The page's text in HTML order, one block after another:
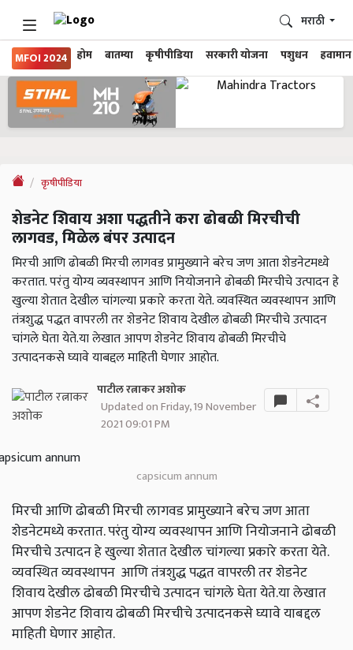
MFOI 2024 होम बातम्या कृषीपीडिया सरकारी योजना पशुधन हवामान
मराठी
कृषीपीडिया
शेडनेट शिवाय अशा पद्धतीने करा ढोबळी मिरचीची
लागवड, मिळेल बंपर उत्पादन
मिरची आणि ढोबळी मिरची लागवड प्रामुख्याने बरेच जण आता शेडनेटमध्ये
करतात. परंतु योग्य व्यवस्थापन आणि नियोजनाने ढोबळी मिरचीचे उत्पादन हे
खुल्या शेतात देखील चांगल्या प्रकारे करता येते. व्यवस्थित व्यवस्थापन आणि
तंत्रशुद्ध पद्धत वापरली तर शेडनेट शिवाय देखील ढोबळी मिरचीचे उत्पादन
चांगले घेता येते.या लेखात आपण शेडनेट शिवाय ढोबळी मिरचीचे
उत्पादनकसे घ्यावे याबद्दल माहिती घेणार आहोत.
पाटील रत्नाकर अशोक
Updated on Friday, 19 November
2021 09:01 PM
capsicum annum
मिरची आणि ढोबळी मिरची लागवड प्रामुख्याने बरेच जण आता
शेडनेटमध्ये करतात. परंतु योग्य व्यवस्थापन आणि नियोजनाने ढोबळी
मिरचीचे उत्पादन हे खुल्या शेतात देखील चांगल्या प्रकारे करता येते.
व्यवस्थित व्यवस्थापन आणि तंत्रशुद्ध पद्धत वापरली तर शेडनेट
शिवाय देखील ढोबळी मिरचीचे उत्पादन चांगले घेता येते.या लेखात
आपण शेडनेट शिवाय ढोबळी मिरचीचे उत्पादनकसे घ्यावे याबद्दल
माहिती घेणार आहोत.